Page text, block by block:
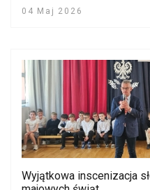
04 Maj 2026
Wyjątkowa inscenizacja